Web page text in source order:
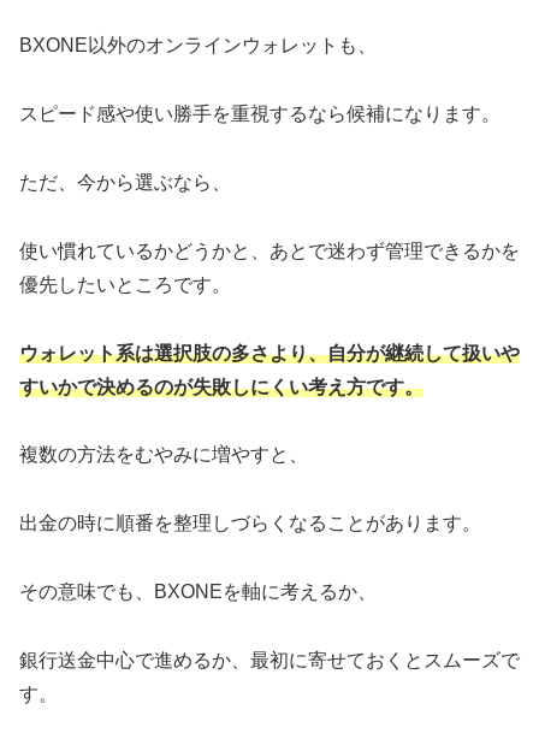
BXONE以外のオンラインウォレットも、
スピード感や使い勝手を重視するなら候補になります。
ただ、今から選ぶなら、
使い慣れているかどうかと、あとで迷わず管理できるかを
優先したいところです。
ウォレット系は選択肢の多さより、自分が継続して扱いや
すいかで決めるのが失敗しにくい考え方です。
複数の方法をむやみに増やすと、
出金の時に順番を整理しづらくなることがあります。
その意味でも、BXONEを軸に考えるか、
銀行送金中心で進めるか、最初に寄せておくとスムーズで
す。